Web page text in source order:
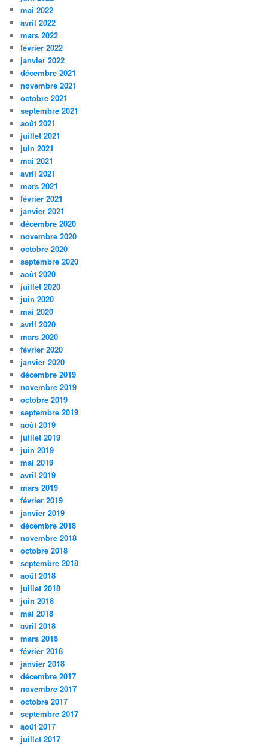
mai 2022
avril 2022
mars 2022
février 2022
janvier 2022
décembre 2021
novembre 2021
octobre 2021
septembre 2021
août 2021
juillet 2021
juin 2021
mai 2021
avril 2021
mars 2021
février 2021
janvier 2021
décembre 2020
novembre 2020
octobre 2020
septembre 2020
août 2020
juillet 2020
juin 2020
mai 2020
avril 2020
mars 2020
février 2020
janvier 2020
décembre 2019
novembre 2019
octobre 2019
septembre 2019
août 2019
juillet 2019
juin 2019
mai 2019
avril 2019
mars 2019
février 2019
janvier 2019
décembre 2018
novembre 2018
octobre 2018
septembre 2018
août 2018
juillet 2018
juin 2018
mai 2018
avril 2018
mars 2018
février 2018
janvier 2018
décembre 2017
novembre 2017
octobre 2017
septembre 2017
août 2017
juillet 2017